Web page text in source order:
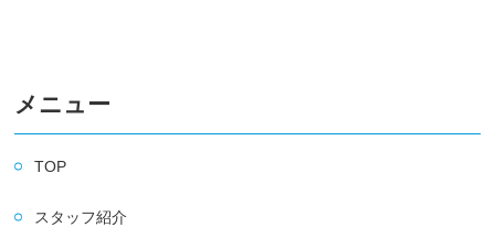
メニュー
TOP
スタッフ紹介